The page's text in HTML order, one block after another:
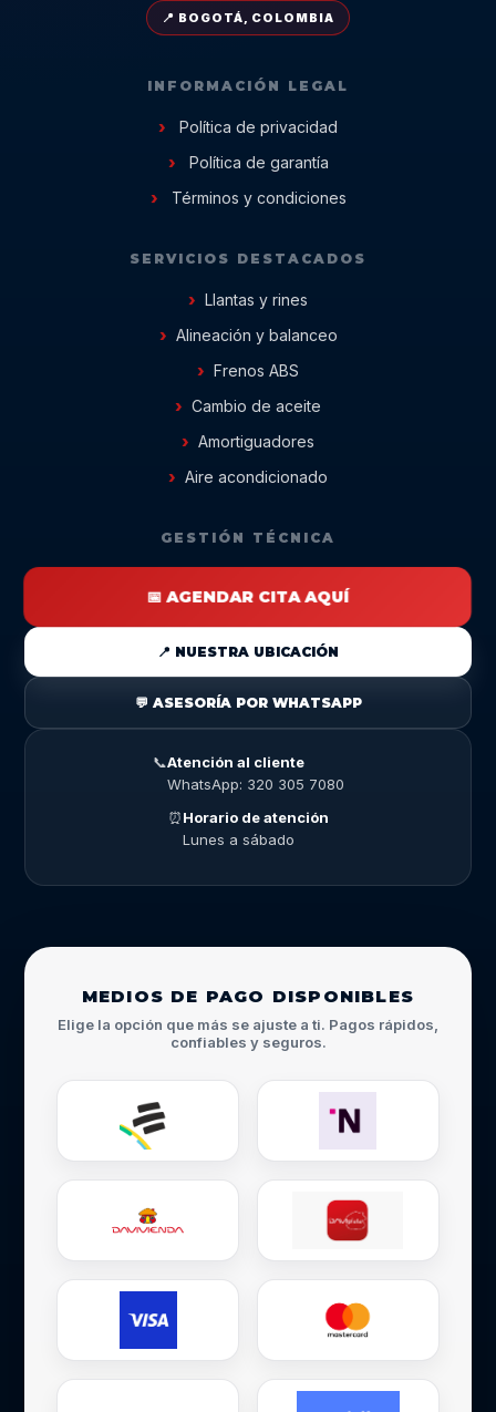
📍 BOGOTÁ, COLOMBIA
INFORMACIÓN LEGAL
Política de privacidad
Política de garantía
Términos y condiciones
SERVICIOS DESTACADOS
Llantas y rines
Alineación y balanceo
Frenos ABS
Cambio de aceite
Amortiguadores
Aire acondicionado
GESTIÓN TÉCNICA
📅 AGENDAR CITA AQUÍ
📍 NUESTRA UBICACIÓN
💬 ASESORÍA POR WHATSAPP
📞Atención al cliente
WhatsApp: 320 305 7080
⏰Horario de atención
Lunes a sábado
MEDIOS DE PAGO DISPONIBLES
Elige la opción que más se ajuste a ti. Pagos rápidos,
confiables y seguros.